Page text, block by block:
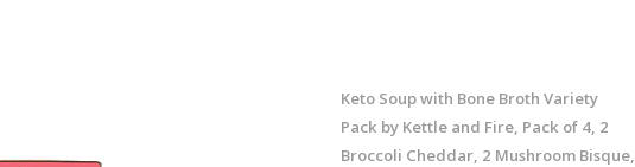
Keto Soup with Bone Broth Variety
Pack by Kettle and Fire, Pack of 4, 2
Broccoli Cheddar, 2 Mushroom Bisque,